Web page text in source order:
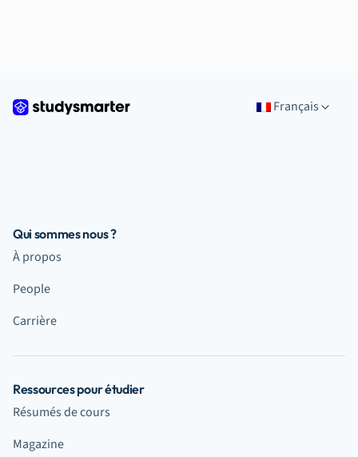
Français
Qui sommes nous ?
À propos
People
Carrière
Ressources pour étudier
Résumés de cours
Magazine